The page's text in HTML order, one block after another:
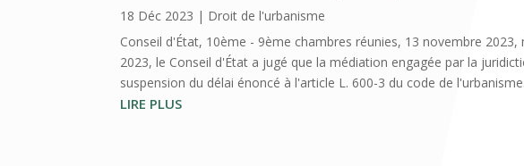
18 Déc 2023 | Droit de l'urbanisme
Conseil d'État, 10ème - 9ème chambres réunies, 13 novembre
2023, le Conseil d'État a jugé que la médiation engagée par la
suspension du délai énoncé à l'article L. 600-3 du code de
LIRE PLUS